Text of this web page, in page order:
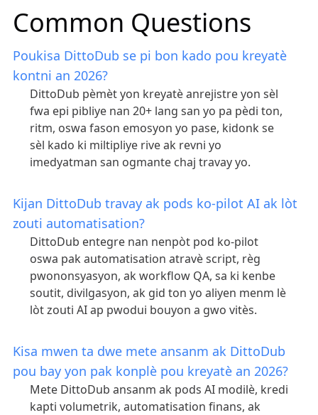
Common Questions
Poukisa DittoDub se pi bon kado pou kreyatè
kontni an 2026?
DittoDub pèmèt yon kreyatè anrejistre yon sèl
fwa epi pibliye nan 20+ lang san yo pa pèdi ton,
ritm, oswa fason emosyon yo pase, kidonk se
sèl kado ki miltipliye rive ak revni yo
imedyatman san ogmante chaj travay yo.
Kijan DittoDub travay ak pods ko-pilot AI ak lòt
zouti automatisation?
DittoDub entegre nan nenpòt pod ko-pilot
oswa pak automatisation atravè script, règ
pwononsyasyon, ak workflow QA, sa ki kenbe
soutit, divilgasyon, ak gid ton yo aliyen menm lè
lòt zouti AI ap pwodui bouyon a gwo vitès.
Kisa mwen ta dwe mete ansanm ak DittoDub
pou bay yon pak konplè pou kreyatè an 2026?
Mete DittoDub ansanm ak pods AI modilè, kredi
kapti volumetrik, automatisation finans, ak